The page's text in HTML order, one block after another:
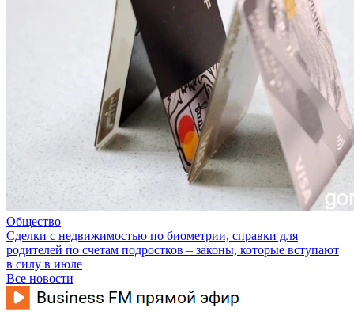
Общество
Сделки с недвижимостью по биометрии, справки для
родителей по счетам подростков – законы, которые вступают
в силу в июле
Все новости